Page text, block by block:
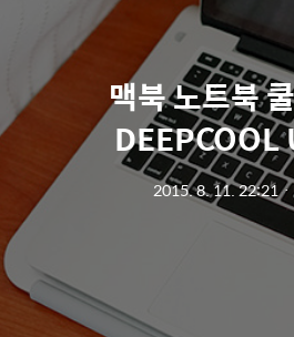
맥북 노트북
DEEPCOOL
2015. 8. 11. 22:21ㆍ